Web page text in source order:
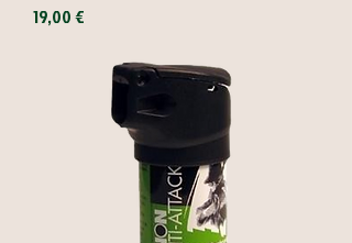
Kaina
19,00 €